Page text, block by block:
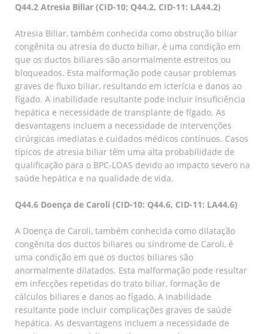
Q44.2 Atresia Biliar (CID-10: Q44.2, CID-11: LA44.2)
Atresia Biliar, também conhecida como obstrução biliar
congênita ou atresia do ducto biliar, é uma condição em
que os ductos biliares são anormalmente estreitos ou
bloqueados. Esta malformação pode causar problemas
graves de fluxo biliar, resultando em icterícia e danos ao
fígado. A inabilidade resultante pode incluir insuficiência
hepática e necessidade de transplante de fígado. As
desvantagens incluem a necessidade de intervenções
cirúrgicas imediatas e cuidados médicos contínuos. Casos
típicos de atresia biliar têm uma alta probabilidade de
qualificação para o BPC-LOAS devido ao impacto severo na
saúde hepática e na qualidade de vida.
Q44.6 Doença de Caroli (CID-10: Q44.6, CID-11: LA44.6)
A Doença de Caroli, também conhecida como dilatação
congênita dos ductos biliares ou síndrome de Caroli, é
uma condição em que os ductos biliares são
anormalmente dilatados. Esta malformação pode resultar
em infecções repetidas do trato biliar, formação de
cálculos biliares e danos ao fígado. A inabilidade
resultante pode incluir complicações graves de saúde
hepática. As desvantagens incluem a necessidade de